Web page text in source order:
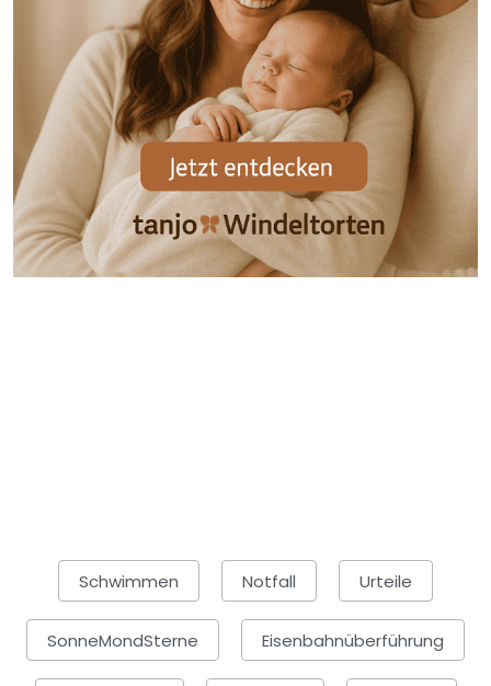
Schwimmen Notfall Urteile
SonneMondSterne Eisenbahnüberführung